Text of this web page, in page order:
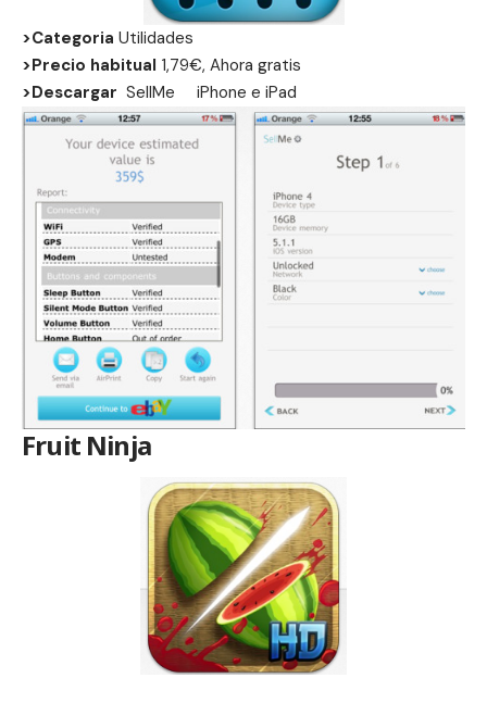
>Categoria Utilidades
>Precio habitual 1,79€, Ahora gratis
>Descargar SellMe iPhone e iPad
Fruit Ninja